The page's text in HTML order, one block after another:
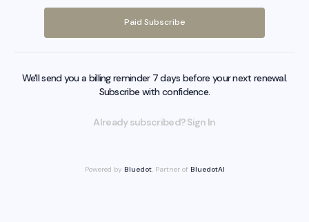
Paid Subscribe
We'll send you a billing reminder 7 days before your next renewal.
Subscribe with confidence.
Already subscribed? Sign In
Powered by Bluedot, Partner of BluedotAI